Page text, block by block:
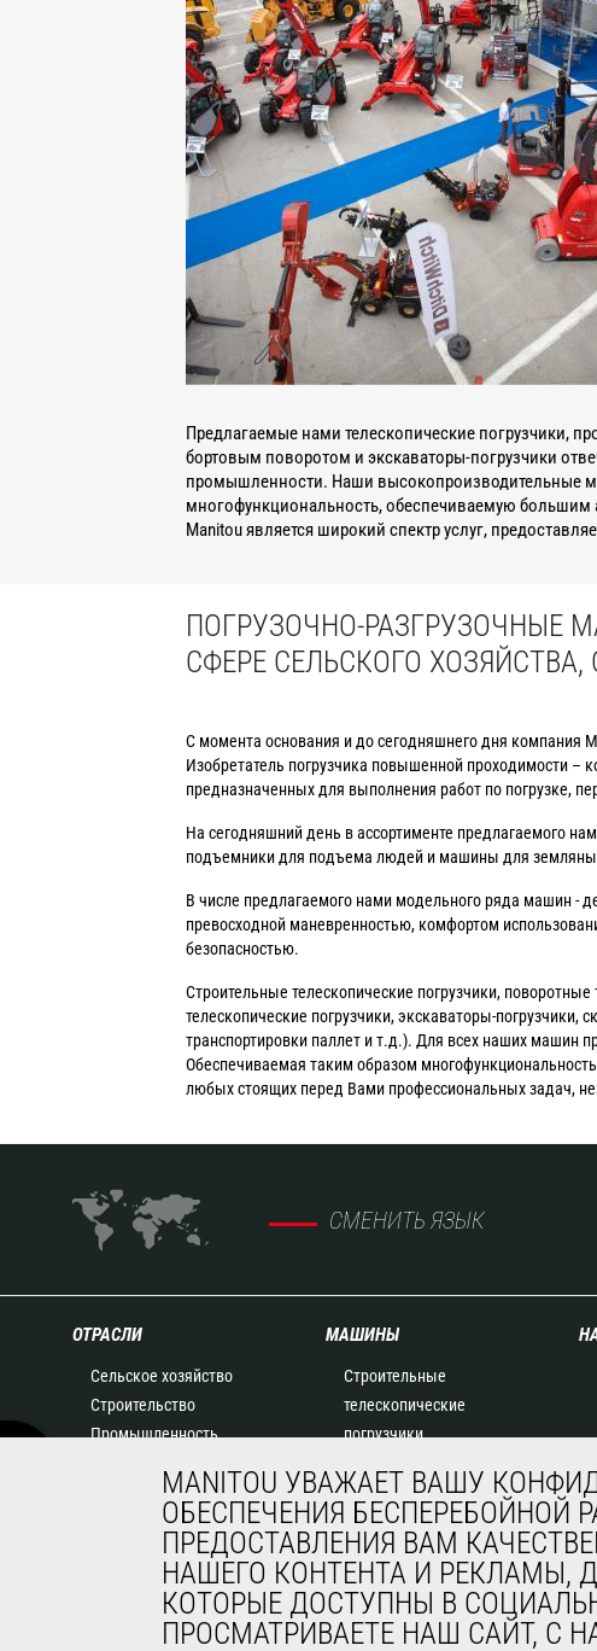
Предлагаемые нами телескопические погрузчики,
бортовым поворотом и экскаваторы-погрузчики
промышленности. Наши высокопроизводительные
многофункциональность, обеспечиваемую
Manitou является широкий спектр услуг,
ПОГРУЗОЧНО-РАЗГРУЗОЧНЫЕ
СФЕРЕ СЕЛЬСКОГО
С момента основания и до сегодняшнего дня компания
Изобретатель погрузчика повышенной проходимости
предназначенных для выполнения работ по погрузке,
На сегодняшний день в ассортименте предлагаемого
подъемники для подъема людей и машины для
В числе предлагаемого нами модельного ряда машин -
превосходной маневренностью, комфортом
безопасностью.
Строительные телескопические погрузчики,
телескопические погрузчики, экскаваторы-
транспортировки паллет и т.д.). Для всех наших машин
Обеспечиваемая таким образом
любых стоящих перед Вами профессиональных задач,
СМЕНИТЬ ЯЗЫК
ОТРАСЛИ
Сельское хозяйство
Строительство
Промышленность
Окружающая среда
Арендный бизнес
Горнодобывающая
промышленность
МАШИНЫ
Строительные
телескопические
погрузчики
телескопические
погрузчики
Телескопические
погрузчики с поворотной
башней
Сочлененные погрузчики
MANITOU УВАЖАЕТ ВАШУ
ОБЕСПЕЧЕНИЯ БЕСПЕРЕБОЙНОЙ
ПРЕДОСТАВЛЕНИЯ ВАМ
НАШЕГО КОНТЕНТА И РЕКЛАМЫ,
КОТОРЫЕ ДОСТУПНЫ В
ПРОСМАТРИВАЕТЕ НАШ САЙТ, С